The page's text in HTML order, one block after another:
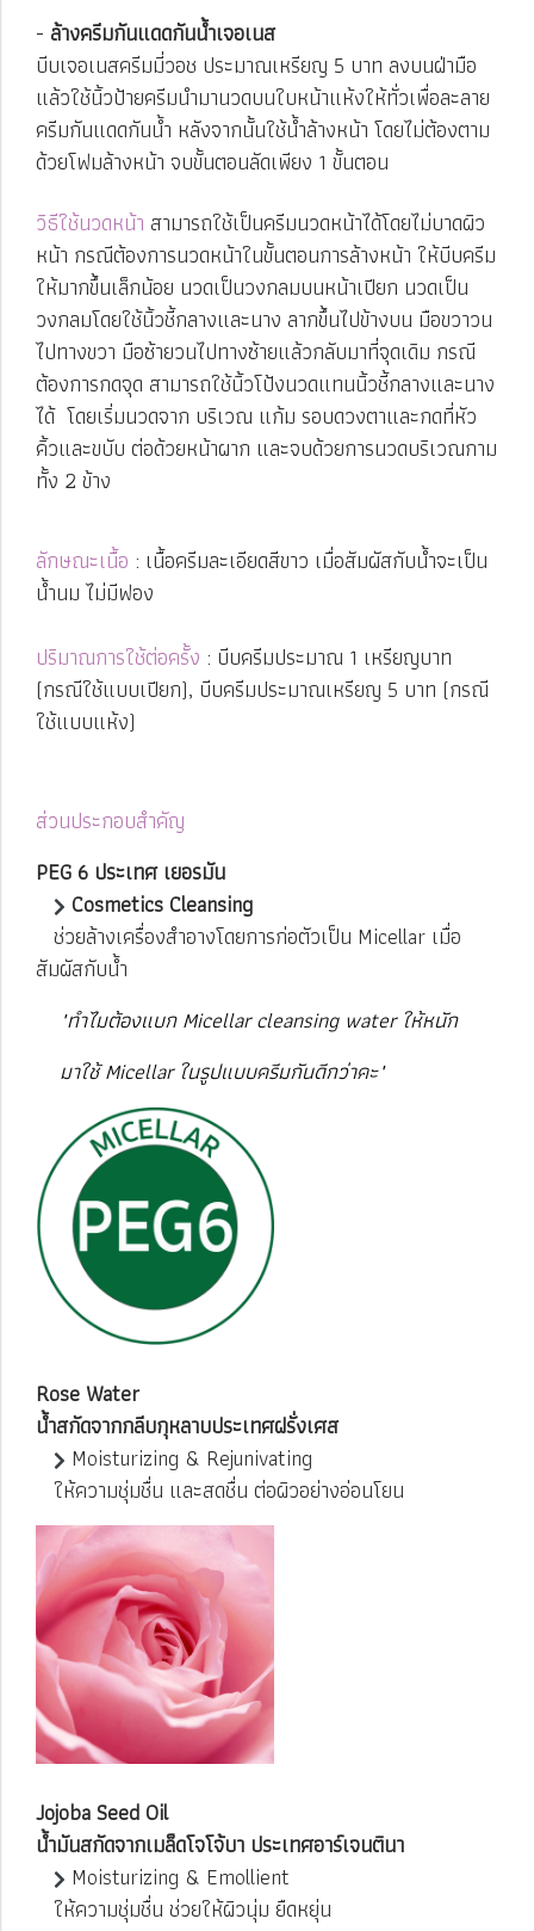
- ล้างครีมกันแดดกันน้ำเจอเนส
บีบเจอเนสครีมมี่วอช ประมาณเหรียญ 5 บาท ลงบนฝ่ามือ
แล้วใช้นิ้วป้ายครีมนำมานวดบนใบหน้าแห้งให้ทั่วเพื่อละลาย
ครีมกันแดดกันน้ำ หลังจากนั้นใช้น้ำล้างหน้า โดยไม่ต้องตาม
ด้วยโฟมล้างหน้า จบขั้นตอนลัดเพียง 1 ขั้นตอน
วิธีใช้นวดหน้า สามารถใช้เป็นครีมนวดหน้าได้โดยไม่บาดผิว
หน้า กรณีต้องการนวดหน้าในขั้นตอนการล้างหน้า ให้บีบครีม
ให้มากขึ้นเล็กน้อย นวดเป็นวงกลมบนหน้าเปียก นวดเป็น
วงกลมโดยใช้นิ้วชี้กลางและนาง ลากขึ้นไปข้างบน มือขวาวน
ไปทางขวา มือซ้ายวนไปทางซ้ายแล้วกลับมาที่จุดเดิม กรณี
ต้องการกดจุด สามารถใช้นิ้วโป้งนวดแทนนิ้วชี้กลางและนาง
ได้ โดยเริ่มนวดจาก บริเวณ แก้ม รอบดวงตาและกดที่หัว
คิ้วและขบับ ต่อด้วยหน้าผาก และจบด้วยการนวดบริเวณกาม
ทั้ง 2 ข้าง
ลักษณะเนื้อ : เนื้อครีมละเอียดสีขาว เมื่อสัมผัสกับน้ำจะเป็น
น้ำนม ไม่มีฟอง
ปริมาณการใช้ต่อครั้ง : บีบครีมประมาณ 1 เหรียญบาท
(กรณีใช้แบบเปียก), บีบครีมประมาณเหรียญ 5 บาท (กรณี
ใช้แบบแห้ง)
ส่วนประกอบสำคัญ
PEG 6 ประเทศ เยอรมัน
Cosmetics Cleansing
ช่วยล้างเครื่องสำอางโดยการก่อตัวเป็น Micellar เมื่อ
สัมผัสกับน้ำ
"ทำไมต้องแบก Micellar cleansing water ให้หนัก
มาใช้ Micellar ในรูปแบบครีมกันดีกว่าคะ"
Rose Water
น้ำสกัดจากกลีบกุหลาบประเทศฝรั่งเศส
Moisturizing & Rejunivating
ให้ความชุ่มชื่น และสดชื่น ต่อผิวอย่างอ่อนโยน
Jojoba Seed Oil
น้ำมันสกัดจากเมล็ดโจโจ้บา ประเทศอาร์เจนตินา
Moisturizing & Emollient
ให้ความชุ่มชื่น ช่วยให้ผิวนุ่ม ยืดหยุ่น